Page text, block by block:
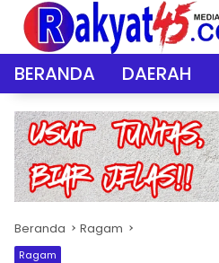
Langsung
konten
BERANDA DAERAH
Beranda Ragam
Ragam